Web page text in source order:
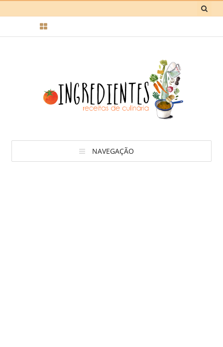
NAVEGAÇÃO